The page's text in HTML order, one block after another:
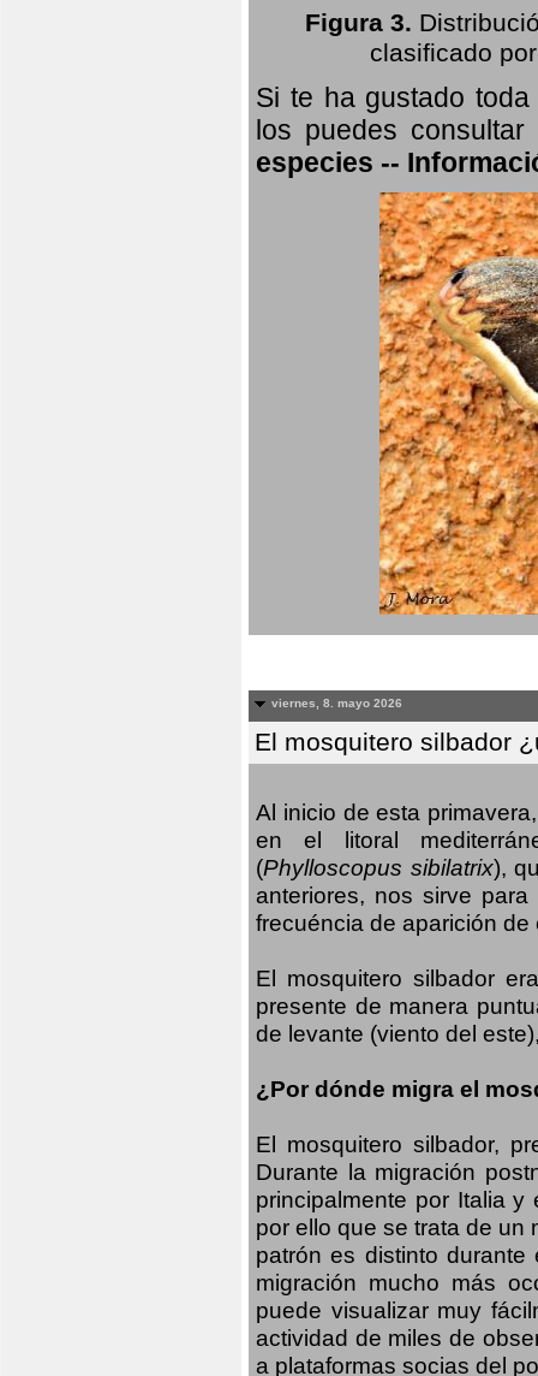
Figura 3.
clasificado
Si te ha gustado
los puedes
especies --
viernes, 8. mayo 2026
El mosquitero silbador
Al inicio de esta
en el litoral
(Phylloscopus sibilatrix),
anteriores, nos sirve
frecuéncia de aparición
El mosquitero silbador
presente de manera
de levante (viento del
¿Por dónde migra el
El mosquitero silbador,
Durante la migración
principalmente por Italia
por ello que se trata de un
patrón es distinto
migración mucho más
puede visualizar muy
actividad de miles de
a plataformas socias del